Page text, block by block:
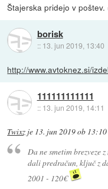
Štajerska pridejo v
borisk
:: 13. jun 2019, 13:40
http://www.avtoknez.si/
111111111111
:: 13. jun 2019, 14:11
Twixz je 13. jun 2019 ob 13:10
Da ne smetim brezveze
dali predračun, ključ z
2001 - 120€